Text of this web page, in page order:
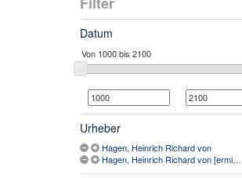
Datum
Urheber
Hagen, Heinrich Richard von
Hagen, Heinrich Richard von [ermittelt]